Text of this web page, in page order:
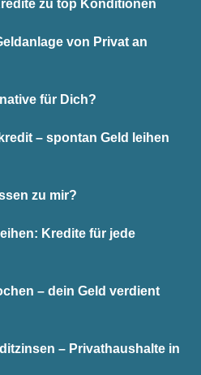
zu top Konditionen
von Privat an
für Dich?
– spontan Geld leihen
zu mir?
Kredite für jede
– dein Geld verdient
– Privathaushalte in